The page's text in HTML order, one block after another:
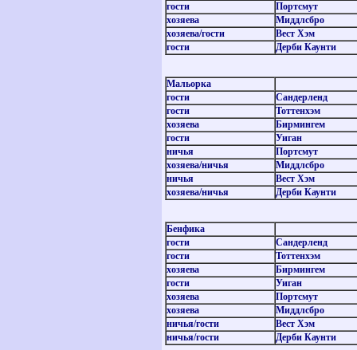
гости
Портсмут
хозяева
Миддлсбро
хозяева/гости
Вест Хэм
гости
Дерби Каунти
Мальорка
гости
Сандерленд
гости
Тоттенхэм
хозяева
Бирмингем
гости
Уиган
ничья
Портсмут
хозяева/ничья
Миддлсбро
ничья
Вест Хэм
хозяева/ничья Дерби Каунти
Бенфика
гости
Сандерленд
гости
Тоттенхэм
хозяева
Бирмингем
гости
Уиган
хозяева
Портсмут
хозяева
Миддлсбро
ничья/гости
Вест Хэм
ничья/гости Дерби Каунти